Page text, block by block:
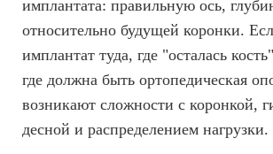
имплантата: правильную ось,
относительно будущей коронки.
имплантат туда, где "осталась
где должна быть ортопедическая
возникают сложности с коронкой,
десной и распределением нагрузки.